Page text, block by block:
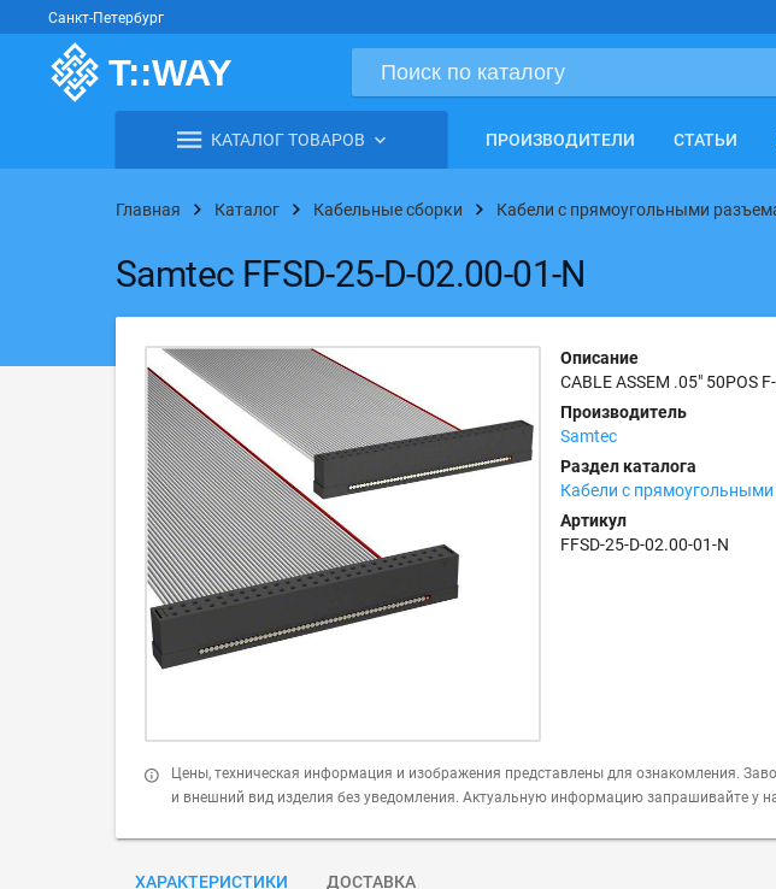
Санкт-Петербург
КАТАЛОГ ТОВАРОВ ПРОИЗВОДИТЕЛИ СТАТЬИ
Главная Каталог Кабельные сборки Кабели с прямоугольными
Samtec FFSD-25-D-02.00-01-N
Описание
CABLE ASSEM .05" 50POS
Производитель
Samtec
Раздел каталога
Кабели с
Артикул
FFSD-25-D-02.00-01-N
Цены, техническая информация и изображения представлены для ознакомления.
и внешний вид изделия без уведомления. Актуальную информацию запрашивайте у
ХАРАКТЕРИСТИКИ ДОСТАВКА